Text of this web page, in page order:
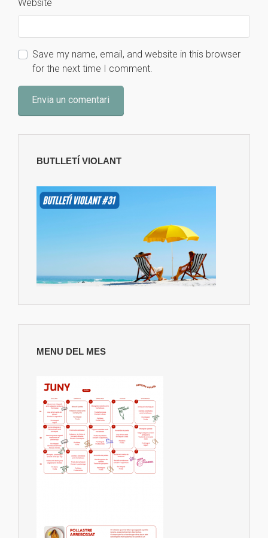
Website
Save my name, email, and website in this browser
for the next time I comment.
BUTLLETÍ VIOLANT
MENU DEL MES